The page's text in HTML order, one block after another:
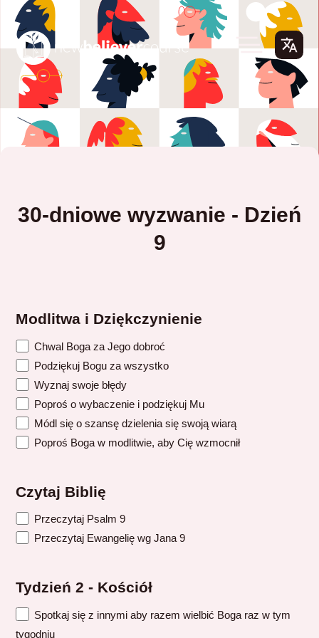
30-dniowe wyzwanie - Dzień
9
Modlitwa i Dziękczynienie
Chwal Boga za Jego dobroć
Podziękuj Bogu za wszystko
Wyznaj swoje błędy
Poproś o wybaczenie i podziękuj Mu
Módl się o szansę dzielenia się swoją wiarą
Poproś Boga w modlitwie, aby Cię wzmocnił
Czytaj Biblię
Przeczytaj Psalm 9
Przeczytaj Ewangelię wg Jana 9
Tydzień 2 - Kościół
Spotkaj się z innymi aby razem wielbić Boga raz w tym
tygodniu